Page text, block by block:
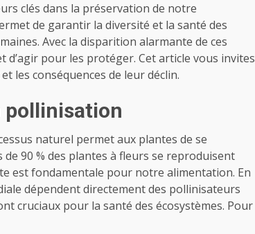
clés dans la préservation de notre
de garantir la diversité et la santé des
Avec la disparition alarmante de ces
pour les protéger. Cet article vous invites
les conséquences de leur déclin.
pollinisation
naturel permet aux plantes de se
90 % des plantes à fleurs se reproduisent
est fondamentale pour notre alimentation. En
dépendent directement des pollinisateurs
cruciaux pour la santé des écosystèmes. Pour